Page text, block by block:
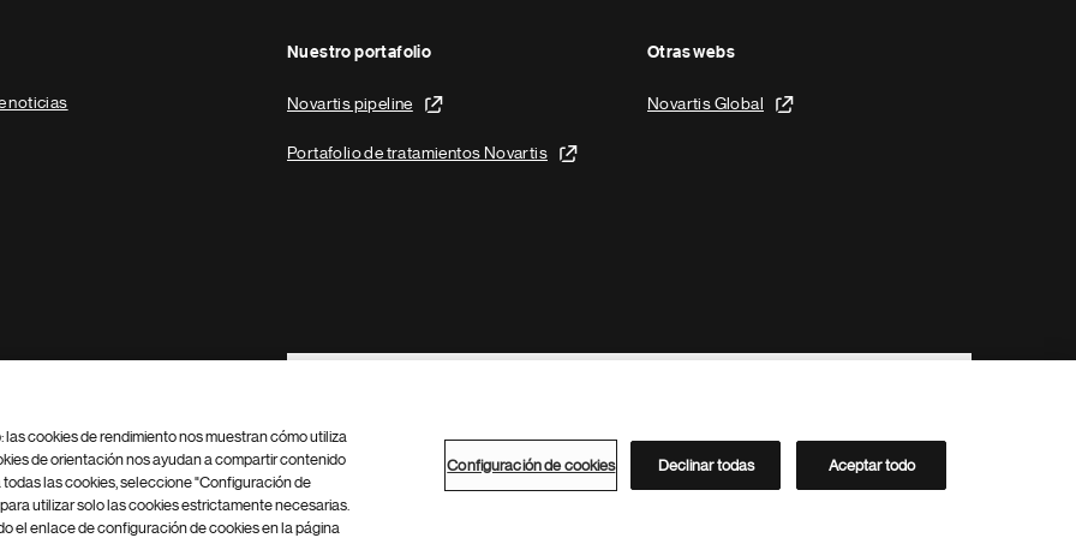
noticias
Nuestro portafolio
Novartis pipeline
Portafolio de tratamientos Novartis
Otras webs
Novartis Global
Footer Site Search
Configuración de cookies Mapa del sitio
Directorio de Novartis
cookies de rendimiento nos muestran cómo utiliza
de orientación nos ayudan a compartir contenido
las cookies, seleccione "Configuración de
utilizar solo las cookies estrictamente necesarias.
el enlace de configuración de cookies en la página
Configuración de cookies Declinar todas Aceptar todo